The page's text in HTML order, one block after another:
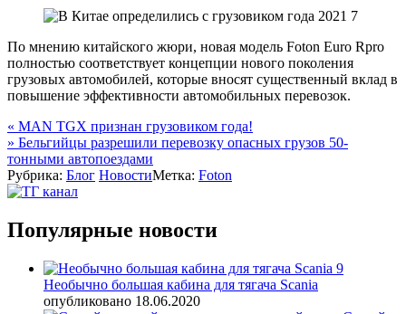
По мнению китайского жюри, новая модель Foton Euro Rpro
полностью соответствует концепции нового поколения
грузовых автомобилей, которые вносят существенный вклад в
повышение эффективности автомобильных перевозок.
Навигация
по
записям
« MAN TGX признан грузовиком года!
» Бельгийцы разрешили перевозку опасных грузов 50-
тонными автопоездами
Рубрика: Блог НовостиМетка: Foton
Популярные новости
Необычно большая кабина для тягача Scania
опубликовано 18.06.2020